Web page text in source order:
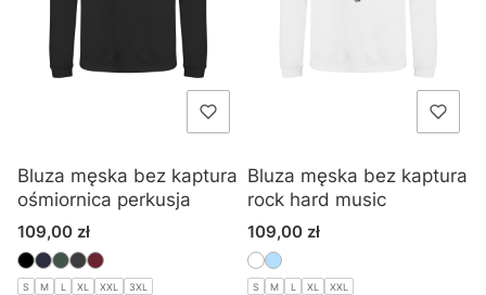
Bluza męska bez kaptura
ośmiornica perkusja
Cena
109,00 zł
S M L XL XXL 3XL
Bluza męska bez kaptura
rock hard music
Cena
109,00 zł
S M L XL XXL